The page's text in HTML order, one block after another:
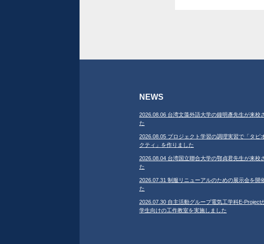
NEWS
2026.08.06 台湾文藻外語大学の鐘明彥先生が来校
た
2026.08.05 プロジェクト学習の調理実習で「タピ
クティ」を作りました
2026.08.04 台湾国立聯合大学の鄂貞君先生が来校
た
2026.07.31 制服リニューアルのための展示会を開
た
2026.07.30 自主活動グループ電気工学科E-Project
学生向けの工作教室を実施しました